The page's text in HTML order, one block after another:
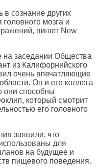
в сознание других
мозга и
пишет New
на заседании Общества
из Калифорнийского
очень впечатляющие
Он и его коллега
они способны
который смотрит
его головного
заявили, что
для
на будущее и
пищевого поведения.